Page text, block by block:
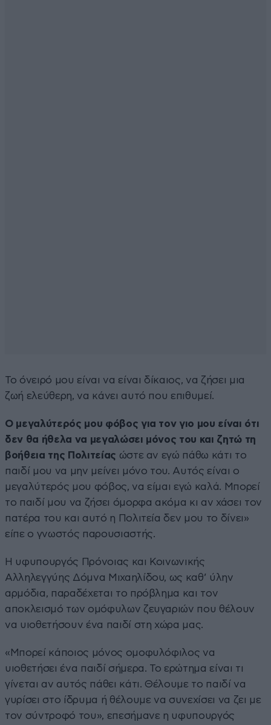
Το όνειρό μου είναι να είναι δίκαιος, να ζήσει μια
ζωή ελεύθερη, να κάνει αυτό που επιθυμεί.
Ο μεγαλύτερός μου φόβος για τον γιο μου είναι ότι
δεν θα ήθελα να μεγαλώσει μόνος του και ζητώ τη
βοήθεια της Πολιτείας ώστε αν εγώ πάθω κάτι το
παιδί μου να μην μείνει μόνο του. Αυτός είναι ο
μεγαλύτερός μου φόβος, να είμαι εγώ καλά. Μπορεί
το παιδί μου να ζήσει όμορφα ακόμα κι αν χάσει τον
πατέρα του και αυτό η Πολιτεία δεν μου το δίνει»
είπε ο γνωστός παρουσιαστής.
Η υφυπουργός Πρόνοιας και Κοινωνικής
Αλληλεγγύης Δόμνα Μιχαηλίδου, ως καθ’ ύλην
αρμόδια, παραδέχεται το πρόβλημα και τον
αποκλεισμό των ομόφυλων ζευγαριών που θέλουν
να υιοθετήσουν ένα παιδί στη χώρα μας.
«Μπορεί κάποιος μόνος ομοφυλόφιλος να
υιοθετήσει ένα παιδί σήμερα. Το ερώτημα είναι τι
γίνεται αν αυτός πάθει κάτι. Θέλουμε το παιδί να
γυρίσει στο ίδρυμα ή θέλουμε να συνεχίσει να ζει με
τον σύντροφό του», επεσήμανε η υφυπουργός